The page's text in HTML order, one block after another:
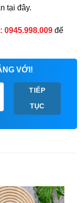
tại đây.
0945.998.009 để
VỚI!
TIẾP
TỤC